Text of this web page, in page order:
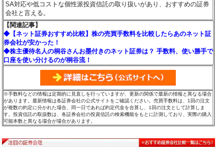
SA対応や低コストな個性派投資信託の取り扱いがあり、おすすめの証券
会社と言える。
【関連記事】
◆【ネット証券おすすめ比較】株の売買手数料を比較したらあのネット証
券会社が安かった！
◆株主優待名人の桐谷さんお墨付きのネット証券は？ 手数料、使い勝手で
口座を使い分けるのが桐谷流！
※手数料などの情報は定期的に見直しを行っていますが、更新の関係で最新の情報と異なる場合
があります。最新情報は各証券会社の公式サイトをご確認ください。売買手数料は、1回の注文
が複数の約定に分かれた場合、同一日であれば約定代金を合算し、1回の注文として計算しま
す。投資信託の取扱数は、各証券会社の投資信託の検索機能をもとに計測しており、実際の購入
可能本数と異なる場合が場合があります。